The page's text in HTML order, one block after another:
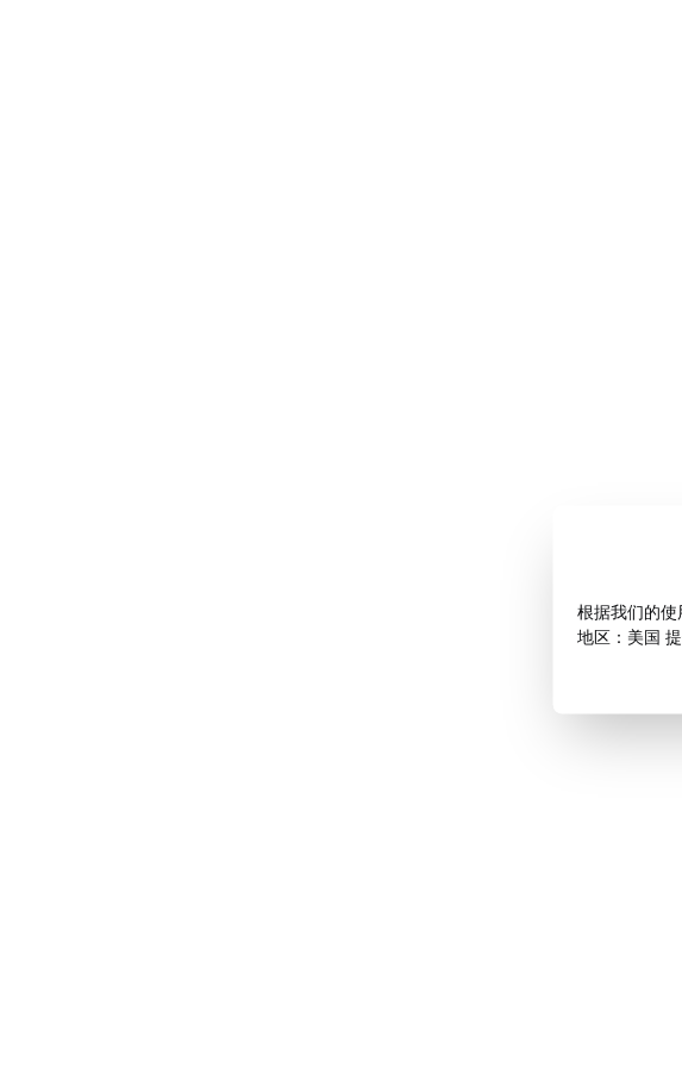
根据我们的
地区：美国